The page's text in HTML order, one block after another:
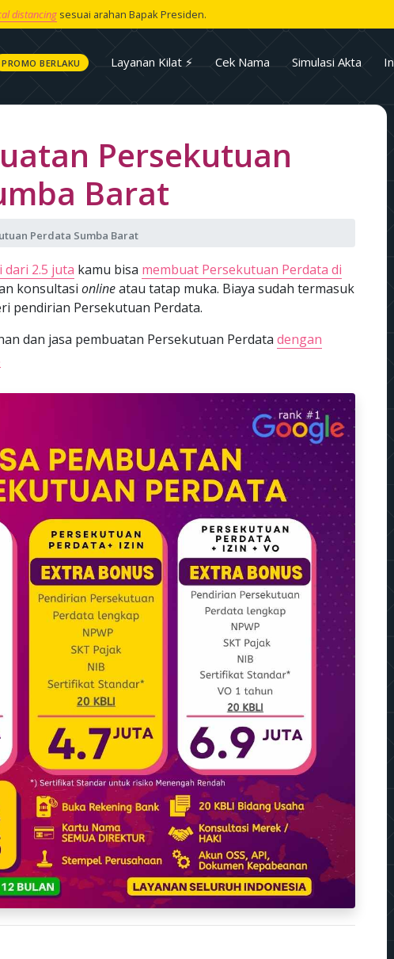
distancingsesuai arahan Bapak Presiden.
PROMO BERLAKU Layanan Kilat ⚡ Cek Nama Simulasi Akta
Persekutuan
Barat
Perdata Sumba Barat
dari 2.5 juta kamu bisa membuat Persekutuan Perdata di
konsultasi onlineatau tatap muka. Biaya sudah termasuk
pendirian Persekutuan Perdata.
dan jasa pembuatan Persekutuan Perdata dengan